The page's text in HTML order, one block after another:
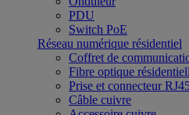
PDU
Switch PoE
Réseau numérique résidentiel
Coffret de
Fibre optique
Prise et connecteur
Câble cuivre